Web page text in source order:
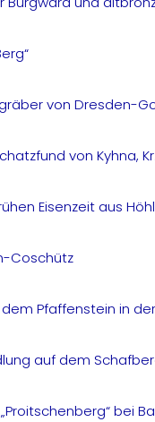
von Dresden-
von Kyhna,
Eisenzeit aus
Coschütz
Pfaffenstein in
auf dem
bei